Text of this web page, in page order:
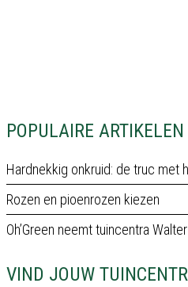
POPULAIRE ARTIKELEN
Hardnekkig onkruid: de truc met
Rozen en pioenrozen kiezen
Oh’Green neemt tuincentra
VIND JOUW